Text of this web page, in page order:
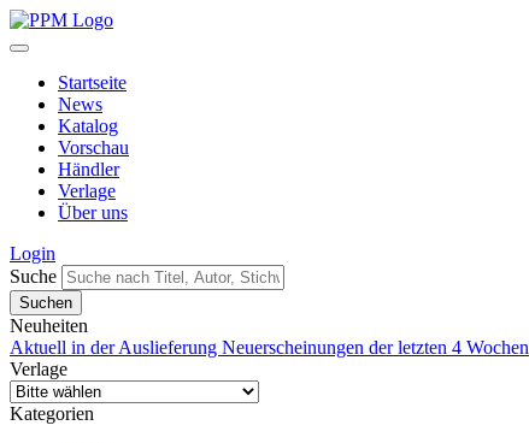
Startseite
News
Katalog
Vorschau
Händler
Verlage
Über uns
Login
Suche
Neuheiten
Aktuell in der Auslieferung Neuerscheinungen der letzten 4 Wochen
Verlage
Kategorien